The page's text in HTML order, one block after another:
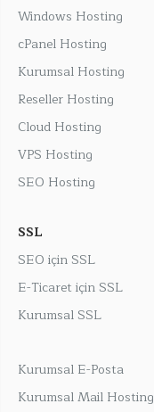
Windows Hosting
cPanel Hosting
Kurumsal Hosting
Reseller Hosting
Cloud Hosting
VPS Hosting
SEO Hosting
SSL
SEO için SSL
E-Ticaret için SSL
Kurumsal SSL
Kurumsal E-Posta
Kurumsal Mail Hosting